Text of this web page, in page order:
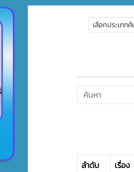
ลำดับ เรื่อง